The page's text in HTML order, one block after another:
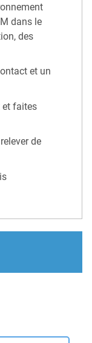
dans le
des
et un
et faites
de